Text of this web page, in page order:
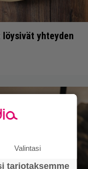
yhteyden
Valintasi
tarjotaksemme